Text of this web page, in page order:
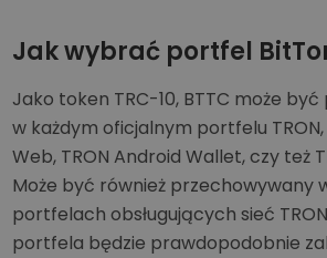
Jak wybrać portfel
Jako token TRC-10, BTTC może
w każdym oficjalnym portfelu TRON,
Web, TRON Android Wallet, czy też
Może być również przechowywany
portfelach obsługujących sieć
portfela będzie prawdopodobnie